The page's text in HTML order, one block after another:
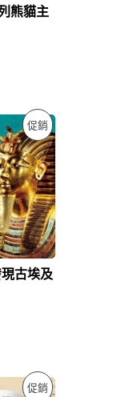
熊貓主
促銷 特
價
商
品
古埃及
促銷 特